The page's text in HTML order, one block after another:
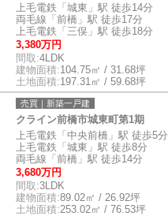
上毛電鉄「城東」駅 徒歩14分
両毛線「前橋」駅 徒歩17分
上毛電鉄「三俣」駅 徒歩18分
3,380万円
間取:4LDK
建物面積:104.75㎡ / 31.68坪
土地面積:197.31㎡ / 59.68坪
売買｜新築一戸建
クライン前橋市城東町第1期
上毛電鉄「中央前橋」駅 徒歩5分
上毛電鉄「城東」駅 徒歩8分
両毛線「前橋」駅 徒歩14分
3,680万円
間取:3LDK
建物面積:89.02㎡ / 26.92坪
土地面積:253.02㎡ / 76.53坪